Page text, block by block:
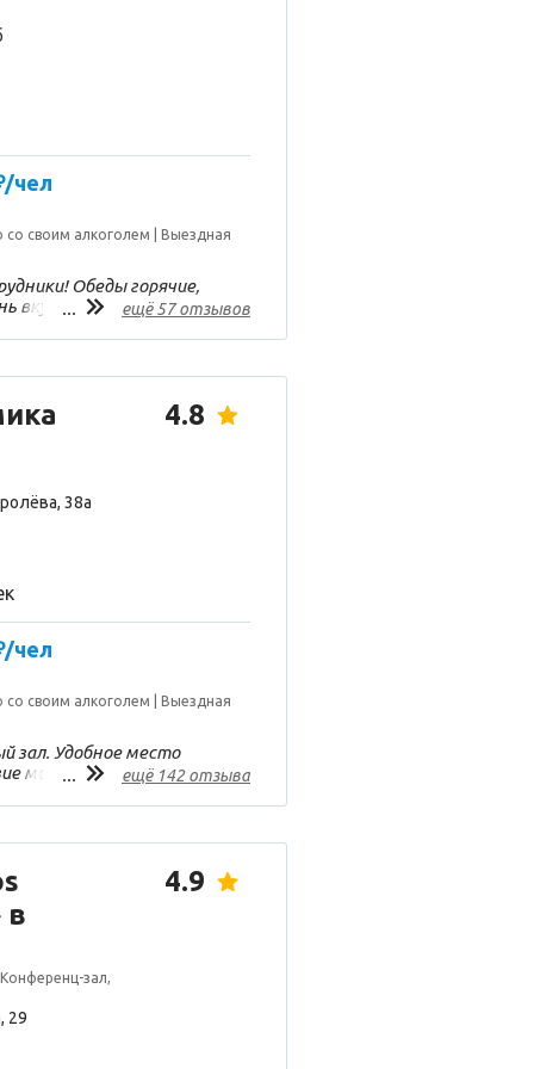
чел
своим алкоголем Выездная
Обеды горячие,
вкусные. В зале чисто!
подходящее и
... ещё 57 отзывов
4.8
38а
чел
своим алкоголем Выездная
зал. Удобное место
меню, блюда очень
в банкенном зале
... ещё 142 отзыва
в
зал,
4.9
29